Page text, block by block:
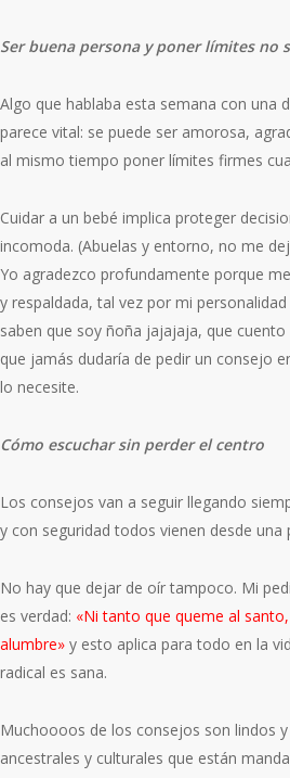
Ser buena persona y poner límites no
Algo que hablaba esta semana con una
parece vital: se puede ser amorosa,
al mismo tiempo poner límites firmes
Cuidar a un bebé implica proteger
incomoda. (Abuelas y entorno, no me
Yo agradezco profundamente porque
y respaldada, tal vez por mi
saben que soy ñoña jajajaja, que
que jamás dudaría de pedir un consejo
lo necesite.
Cómo escuchar sin perder el centro
Los consejos van a seguir llegando
y con seguridad todos vienen desde una
No hay que dejar de oír tampoco. Mi
es verdad: «Ni tanto que queme al
alumbre» y esto aplica para todo en la
radical es sana.
Muchoooos de los consejos son lindos
ancestrales y culturales que están